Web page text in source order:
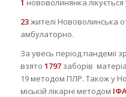
23жителі Нововолинська
амбулаторно.
За увесь період пандемії
взято 1797 заборів
19 методом ПЛР. Також у
міській лікарні методом